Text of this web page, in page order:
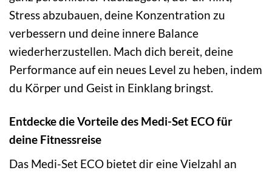
Stress abzubauen, deine Konzentration zu
verbessern und deine innere Balance
wiederherzustellen. Mach dich bereit, deine
Performance auf ein neues Level zu heben, indem
du Körper und Geist in Einklang bringst.
Entdecke die Vorteile des Medi-Set ECO für
deine Fitnessreise
Das Medi-Set ECO bietet dir eine Vielzahl an